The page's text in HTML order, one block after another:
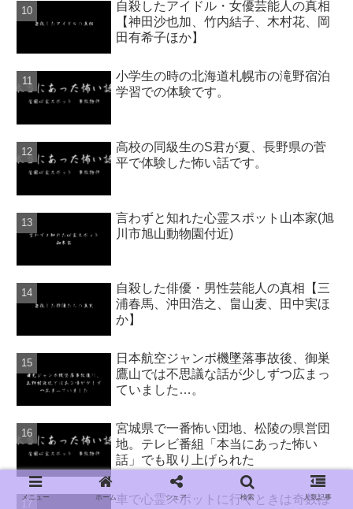
自殺したアイドル・女優芸能人の真相
【神田沙也加、竹内結子、木村花、岡
田有希子ほか】
小学生の時の北海道札幌市の滝野宿泊
学習での体験です。
高校の同級生のS君が夏、長野県の菅
平で体験した怖い話です。
言わずと知れた心霊スポット山本家(旭
川市旭山動物園付近)
自殺した俳優・男性芸能人の真相【三
浦春馬、沖田浩之、畠山麦、田中実ほ
か】
日本航空ジャンボ機墜落事故後、御巣
鷹山では不思議な話が少しずつ広まっ
ていました…。
宮城県で一番怖い団地、松陵の県営団
地。テレビ番組「本当にあった怖い
話」でも取り上げられた
車で心霊スポットに行くときは奇数は
メニュー ホーム シェア 検索 人気記事